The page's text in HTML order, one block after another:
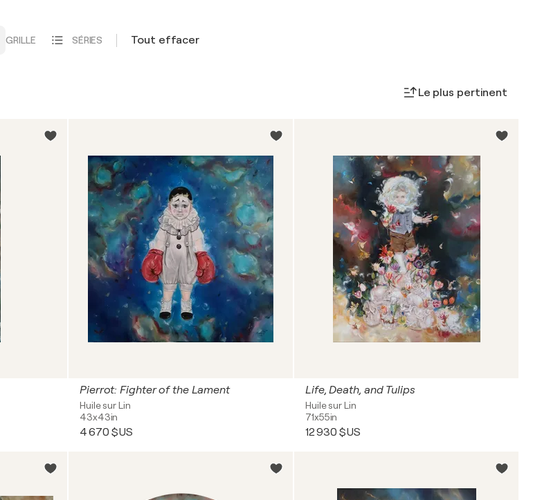
GRILLE SÉRIES Tout effacer
Le plus pertinent
Pierrot: Fighter of the Lament
Huile sur Lin
43x43in
4 670 $US
Life, Death, and Tulips
Huile sur Lin
71x55in
12 930 $US